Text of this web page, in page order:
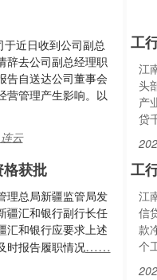
近日收到公司副总
辞去公司副总经理职
告自送达公司董事会
营管理产生影响。以
云
获批
理总局新疆监管局发
疆汇和银行副行长任
汇和银行应要求上述
时报告履职情况……
工
江
头
产
贷
工
江
信
款
个